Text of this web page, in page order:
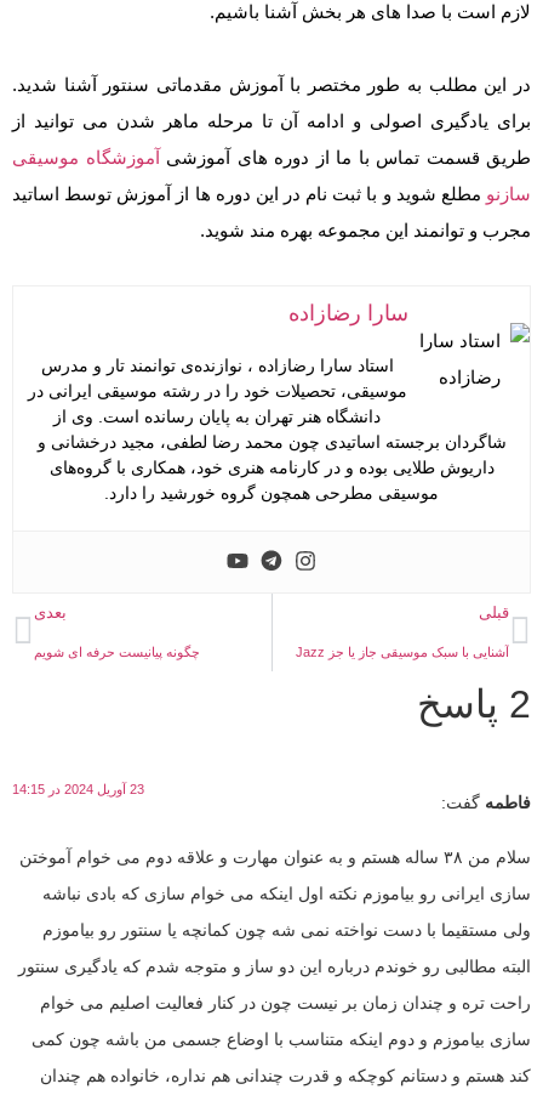
لازم است با صدا های هر بخش آشنا باشیم.
در این مطلب به طور مختصر با آموزش مقدماتی سنتور آشنا شدید.
برای یادگیری اصولی و ادامه آن تا مرحله ماهر شدن می توانید از
طریق قسمت تماس با ما از دوره های آموزشی آموزشگاه موسیقی
سازنو مطلع شوید و با ثبت نام در این دوره ها از آموزش توسط اساتید
مجرب و توانمند این مجموعه بهره مند شوید.
سارا رضازاده
استاد سارا رضازاده ، نوازنده‌ی توانمند تار و مدرس
موسیقی، تحصیلات خود را در رشته موسیقی ایرانی در
دانشگاه هنر تهران به پایان رسانده است. وی از
شاگردان برجسته اساتیدی چون محمد رضا لطفی، مجید درخشانی و
داریوش طلایی بوده و در کارنامه هنری خود، همکاری با گروه‌های
موسیقی مطرحی همچون گروه خورشید را دارد.
قبلی
آشنایی با سبک موسیقی جاز یا جز Jazz
بعدی
چگونه پیانیست حرفه ای شویم
2 پاسخ
فاطمه گفت:
23 آوریل 2024 در 14:15
سلام من ٣٨ ساله هستم و به عنوان مهارت و علاقه دوم می خوام آموختن
سازی ایرانی رو بیاموزم نکته اول اینکه می خوام سازی که بادی نباشه
ولی مستقیما با دست نواخته نمی شه چون کمانچه یا سنتور رو بیاموزم
البته مطالبی رو خوندم درباره این دو ساز و متوجه شدم که یادگیری سنتور
راحت تره و چندان زمان بر نیست چون در کنار فعالیت اصلیم می خوام
سازی بیاموزم و دوم اینکه متناسب با اوضاع جسمی من باشه چون کمی
کند هستم و دستانم کوچکه و قدرت چندانی هم نداره، خانواده هم چندان